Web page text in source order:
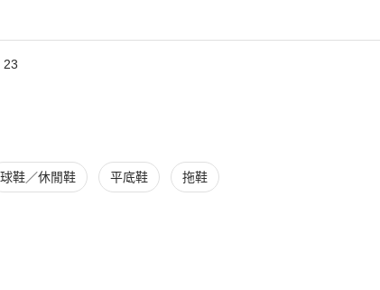
23
品推薦
球鞋／休閒鞋 平底鞋 拖鞋